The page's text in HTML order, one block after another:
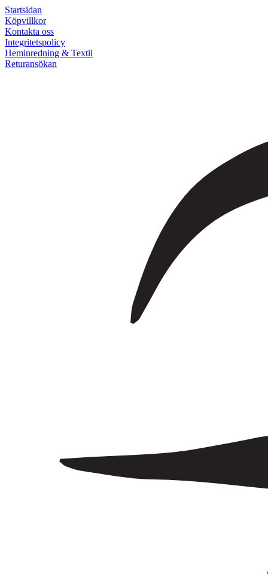
Startsidan
Köpvillkor
Kontakta oss
Integritetspolicy
Heminredning & Textil
Returansökan